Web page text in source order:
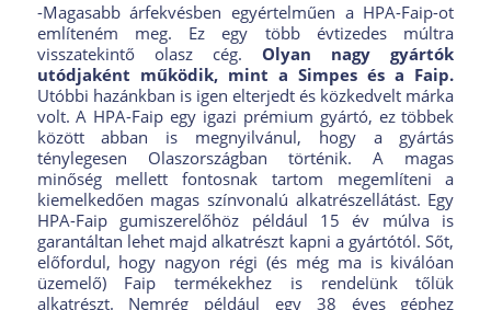
-Magasabb árfekvésben egyértelműen a HPA-Faip-ot
említeném meg. Ez egy több évtizedes múltra
visszatekintő olasz cég. Olyan nagy gyártók
utódjaként működik, mint a Simpes és a Faip.
Utóbbi hazánkban is igen elterjedt és közkedvelt márka
volt. A HPA-Faip egy igazi prémium gyártó, ez többek
között abban is megnyilvánul, hogy a gyártás
ténylegesen Olaszországban történik. A magas
minőség mellett fontosnak tartom megemlíteni a
kiemelkedően magas színvonalú alkatrészellátást. Egy
HPA-Faip gumiszerelőhöz például 15 év múlva is
garantáltan lehet majd alkatrészt kapni a gyártótól. Sőt,
előfordul, hogy nagyon régi (és még ma is kiválóan
üzemelő) Faip termékekhez is rendelünk tőlük
alkatrészt. Nemrég például egy 38 éves géphez